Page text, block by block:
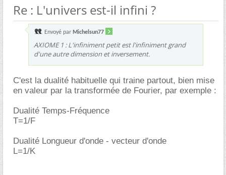
Re : L'univers est-il infini ?
Envoyé par Michelsun77
AXIOME 1 : L'infiniment petit est l'infiniment grand
d'une autre dimension et inversement.
C'est la dualité habituelle qui traine partout, bien mise
en valeur par la transformée de Fourier, par exemple :
Dualité Temps-Fréquence
T=1/F
Dualité Longueur d'onde - vecteur d'onde
L=1/K